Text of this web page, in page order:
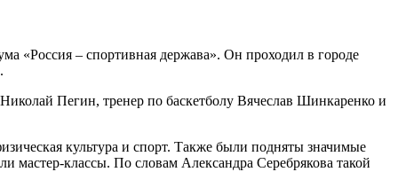
«Россия – спортивная держава». Он проходил в городе
Николай Пегин, тренер по баскетболу Вячеслав Шинкаренко и
культура и спорт. Также были подняты значимые
мастер-классы. По словам Александра Серебрякова такой